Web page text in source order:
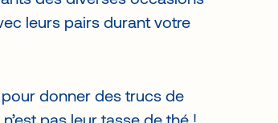
des diverses occasions
donner des trucs de